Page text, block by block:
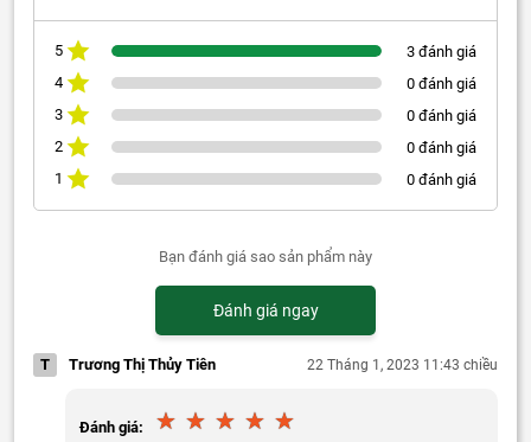
5
3 đánh giá
4
0 đánh giá
3
0 đánh giá
2
0 đánh giá
1
0 đánh giá
Bạn đánh giá sao sản phẩm này
Đánh giá ngay
T Trương Thị Thủy Tiên 22 Tháng 1, 2023 11:43 chiều
Đánh giá: